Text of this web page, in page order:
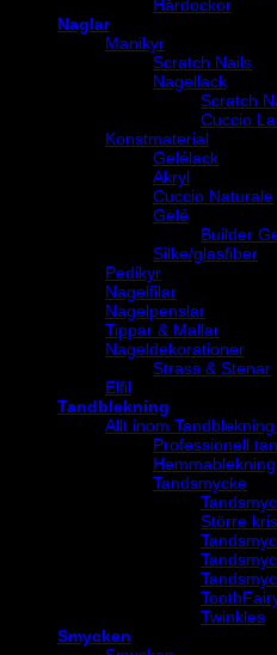
Hårdockor
Naglar
Manikyr
Scratch Nails
Nagellack
Scratch
Cuccio
Konstmaterial
Gelélack
Akryl
Cuccio Naturale
Gelé
Builder
Silke/glasfiber
Pedikyr
Nagelfilar
Nagelpenslar
Tippar & Mallar
Nageldekorationer
Strass & Stenar
Elfil
Tandblekning
Allt inom
Professionell
Hemmablekning
Tandsmycke
Större
Twinkles
Smycken